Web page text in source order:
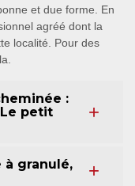
et due forme. En
agréé dont la
localité. Pour des
:
petit
à granulé,